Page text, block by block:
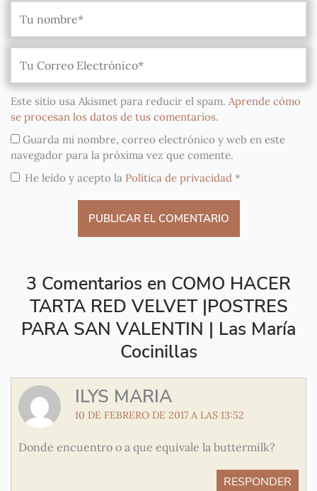
Este sitio usa Akismet para reducir el spam. Aprende cómo
se procesan los datos de tus comentarios.
Guarda mi nombre, correo electrónico y web en este
navegador para la próxima vez que comente.
He leído y acepto la Política de privacidad *
3 Comentarios en COMO HACER
TARTA RED VELVET |POSTRES
PARA SAN VALENTIN | Las María
Cocinillas
ILYS MARIA
10 DE FEBRERO DE 2017 A LAS 13:52
Donde encuentro o a que equivale la buttermilk?
RESPONDER